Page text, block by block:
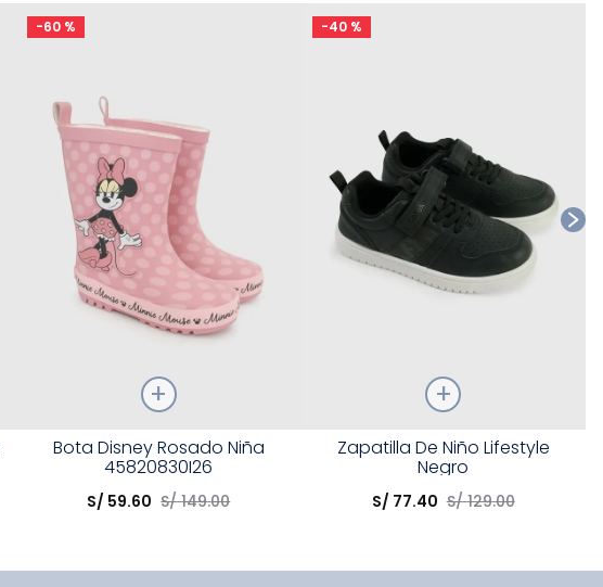
-60 %
Elige una opción
Bota Disney Rosado Niña
45820830I26
S/ 59.60 S/ 149.00
-40 %
Elige una opción
Zapatilla De Niño Lifestyle
Negro
S/ 77.40 S/ 129.00